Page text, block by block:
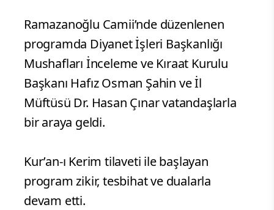
Ramazanoğlu Camii’nde düzenlenen
programda Diyanet İşleri Başkanlığı
Mushafları İnceleme ve Kıraat Kurulu
Başkanı Hafız Osman Şahin ve İl
Müftüsü Dr. Hasan Çınar vatandaşlarla
bir araya geldi.
Kur’an-ı Kerim tilaveti ile başlayan
program zikir, tesbihat ve dualarla
devam etti.